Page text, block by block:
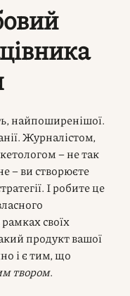
найпоширенішої.
Журналістом,
– не так
– ви створюєте
І робите це
своїх
продукт вашої
і є тим, що
твором.